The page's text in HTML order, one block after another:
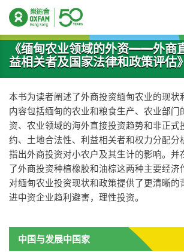
开始主要内容
《缅甸农业领域的外资——外商
益相关者及国家法律和政策评估》
中国与发展中国家
本书为读者阐述了外商投资缅甸农业的现状
内容包括缅甸的农业和粮食生产、农业部门
资、农业领域的海外直接投资趋势和非正式
约、土地合法性、利益相关者和权力分配分
指出外商投资对小农户及其生计的影响。并
了外商投资种植橡胶和油棕这两种主要经济
对缅甸农业投资现状和政策提供了更清晰的
进中资企业趋利避害，理性投资。